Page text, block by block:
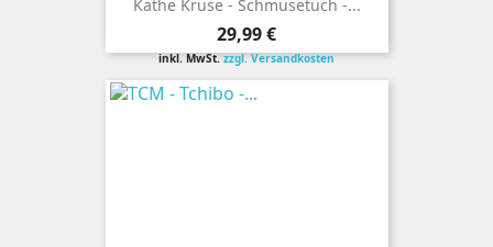
Käthe Kruse - Schmusetuch -...
Preis
29,99 €
inkl. MwSt.zzgl. Versandkosten